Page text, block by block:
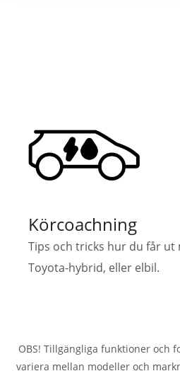
Körcoachning
Tips och tricks hur du får ut
Toyota-hybrid, eller elbil.
OBS! Tillgängliga funktioner och
variera mellan modeller och